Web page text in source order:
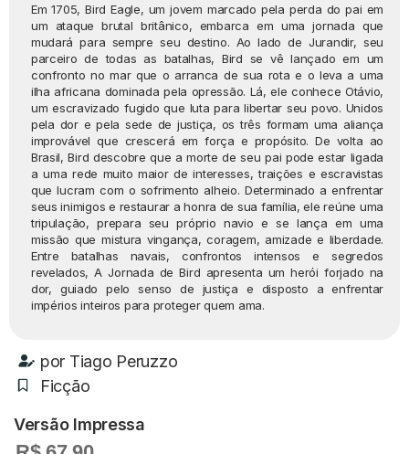
Em 1705, Bird Eagle, um jovem marcado pela perda do pai em
um ataque brutal britânico, embarca em uma jornada que
mudará para sempre seu destino. Ao lado de Jurandir, seu
parceiro de todas as batalhas, Bird se vê lançado em um
confronto no mar que o arranca de sua rota e o leva a uma
ilha africana dominada pela opressão. Lá, ele conhece Otávio,
um escravizado fugido que luta para libertar seu povo. Unidos
pela dor e pela sede de justiça, os três formam uma aliança
improvável que crescerá em força e propósito. De volta ao
Brasil, Bird descobre que a morte de seu pai pode estar ligada
a uma rede muito maior de interesses, traições e escravistas
que lucram com o sofrimento alheio. Determinado a enfrentar
seus inimigos e restaurar a honra de sua família, ele reúne uma
tripulação, prepara seu próprio navio e se lança em uma
missão que mistura vingança, coragem, amizade e liberdade.
Entre batalhas navais, confrontos intensos e segredos
revelados, A Jornada de Bird apresenta um herói forjado na
dor, guiado pelo senso de justiça e disposto a enfrentar
impérios inteiros para proteger quem ama.
por Tiago Peruzzo
Ficção
Versão Impressa